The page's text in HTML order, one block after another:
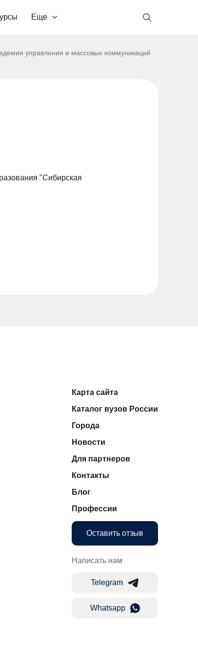
Еще
управления и массовых коммуникаций
"Сибирская
Карта сайта
Каталог вузов России
Города
Новости
Для партнеров
Контакты
Блог
Профессии
Оставить отзыв
Написать нам
Telegram
Whatsapp